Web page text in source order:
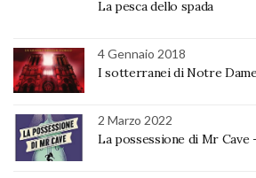
La pesca dello spada
4 Gennaio 2018
I sotterranei di Notre Dame
2 Marzo 2022
La possessione di Mr Cave